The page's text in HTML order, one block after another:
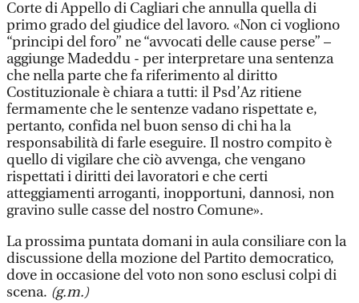
Corte di Appello di Cagliari che annulla quella di
primo grado del giudice del lavoro. «Non ci vogliono
“principi del foro” ne “avvocati delle cause perse” –
aggiunge Madeddu - per interpretare una sentenza
che nella parte che fa riferimento al diritto
Costituzionale è chiara a tutti: il Psd’Az ritiene
fermamente che le sentenze vadano rispettate e,
pertanto, confida nel buon senso di chi ha la
responsabilità di farle eseguire. Il nostro compito è
quello di vigilare che ciò avvenga, che vengano
rispettati i diritti dei lavoratori e che certi
atteggiamenti arroganti, inopportuni, dannosi, non
gravino sulle casse del nostro Comune».
La prossima puntata domani in aula consiliare con la
discussione della mozione del Partito democratico,
dove in occasione del voto non sono esclusi colpi di
scena. (g.m.)